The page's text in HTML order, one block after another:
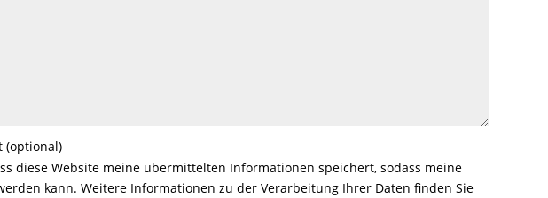
(optional)
diese Website meine übermittelten Informationen speichert, sodass meine
kann. Weitere Informationen zu der Verarbeitung Ihrer Daten finden Sie